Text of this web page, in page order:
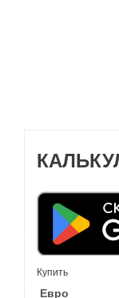
Купить